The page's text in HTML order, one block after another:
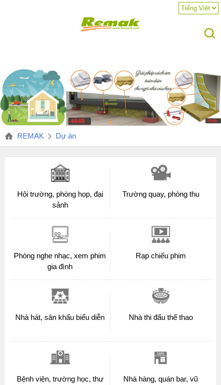
REMAK Dự án
Hội trường, phòng họp, đại
sảnh
Trường quay, phòng thu
Phòng nghe nhạc, xem phim
gia đình
Rạp chiếu phim
Nhà hát, sân khấu biểu diễn Nhà thi đấu thể thao
Bệnh viện, trường học, thư
Nhà hàng, quán bar, vũ